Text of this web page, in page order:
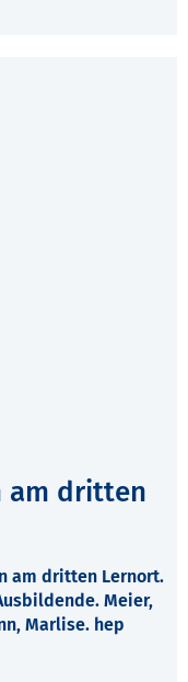
am dritten
am dritten Lernort.
Meier,
Marlise. hep